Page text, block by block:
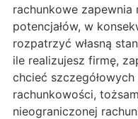
rachunkowe
potencjałów, w
rozpatrzyć własną
ile realizujesz firmę,
chcieć
rachunkowości,
nieograniczonej